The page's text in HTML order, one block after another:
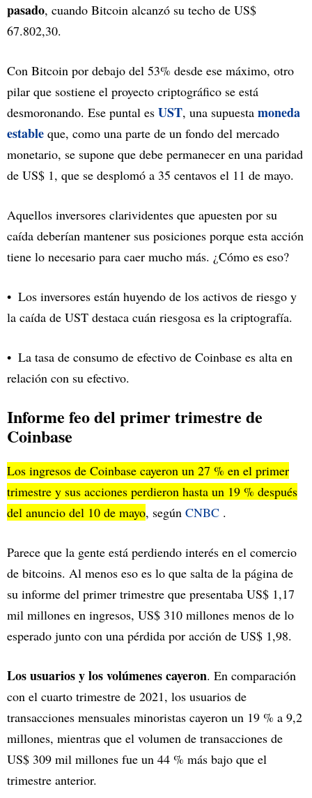
pasado, cuando Bitcoin alcanzó su techo de US$
67.802,30.
Con Bitcoin por debajo del 53% desde ese máximo, otro
pilar que sostiene el proyecto criptográfico se está
desmoronando. Ese puntal es UST, una supuesta moneda
estable que, como una parte de un fondo del mercado
monetario, se supone que debe permanecer en una paridad
de US$ 1, que se desplomó a 35 centavos el 11 de mayo.
Aquellos inversores clarividentes que apuesten por su
caída deberían mantener sus posiciones porque esta acción
tiene lo necesario para caer mucho más. ¿Cómo es eso?
Los inversores están huyendo de los activos de riesgo y
la caída de UST destaca cuán riesgosa es la criptografía.
La tasa de consumo de efectivo de Coinbase es alta en
relación con su efectivo.
Informe feo del primer trimestre de
Coinbase
Los ingresos de Coinbase cayeron un 27 % en el primer
trimestre y sus acciones perdieron hasta un 19 % después
del anuncio del 10 de mayo, según CNBC .
Parece que la gente está perdiendo interés en el comercio
de bitcoins. Al menos eso es lo que salta de la página de
su informe del primer trimestre que presentaba US$ 1,17
mil millones en ingresos, US$ 310 millones menos de lo
esperado junto con una pérdida por acción de US$ 1,98.
Los usuarios y los volúmenes cayeron. En comparación
con el cuarto trimestre de 2021, los usuarios de
transacciones mensuales minoristas cayeron un 19 % a 9,2
millones, mientras que el volumen de transacciones de
US$ 309 mil millones fue un 44 % más bajo que el
trimestre anterior.